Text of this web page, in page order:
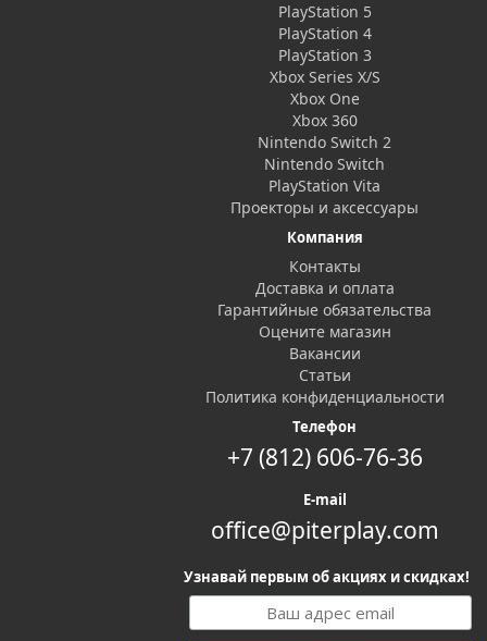
PlayStation 5
PlayStation 4
PlayStation 3
Xbox Series X/S
Xbox One
Xbox 360
Nintendo Switch 2
Nintendo Switch
PlayStation Vita
Проекторы и аксессуары
Компания
Контакты
Доставка и оплата
Гарантийные обязательства
Оцените магазин
Вакансии
Статьи
Политика конфиденциальности
Телефон
+7 (812) 606-76-36
E-mail
office@piterplay.com
Узнавай первым об акциях и скидках!